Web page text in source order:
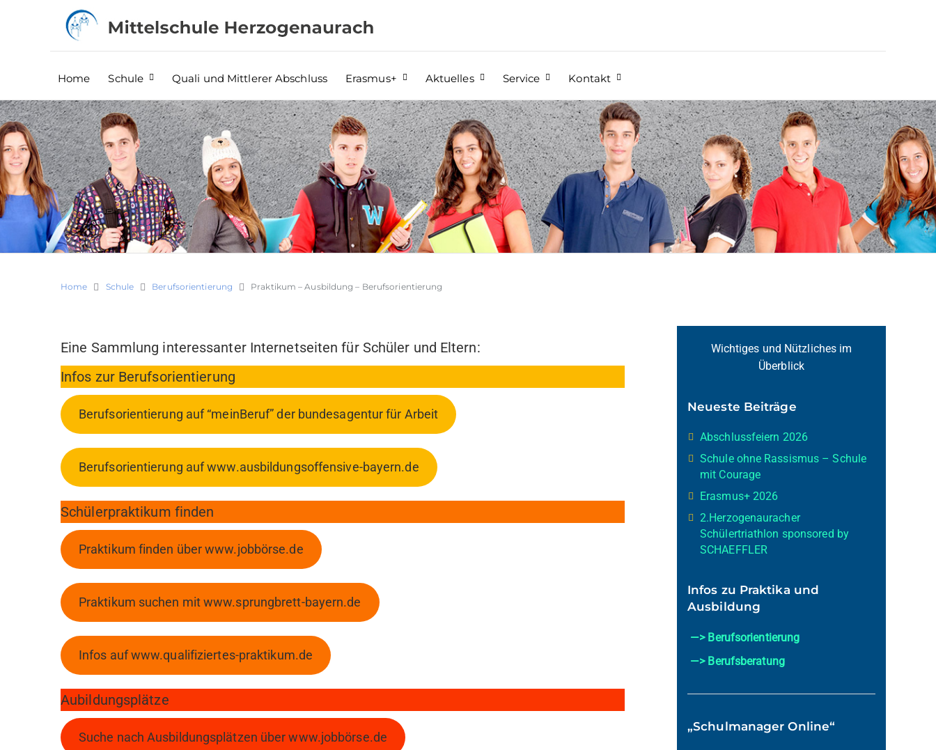
Home Schule Quali und Mittlerer Abschluss Erasmus+ Aktuelles Service Kontakt
Home Schule Berufsorientierung Praktikum – Ausbildung – Berufsorientierung
Eine Sammlung interessanter Internetseiten für Schüler und Eltern:
Infos zur Berufsorientierung
Berufsorientierung auf “meinBeruf” der bundesagentur für Arbeit
Berufsorientierung auf www.ausbildungsoffensive-bayern.de
Schülerpraktikum finden
Praktikum finden über www.jobbörse.de
Praktikum suchen mit www.sprungbrett-bayern.de
Infos auf www.qualifiziertes-praktikum.de
Aubildungsplätze
Suche nach Ausbildungsplätzen über www.jobbörse.de
Wichtiges und Nützliches im
Überblick
Neueste Beiträge
Abschlussfeiern 2026
Schule ohne Rassismus – Schule
mit Courage
Erasmus+ 2026
2.Herzogenauracher
Schülertriathlon sponsored by
SCHAEFFLER
Infos zu Praktika und
Ausbildung
—> Berufsorientierung
—> Berufsberatung
„Schulmanager Online“